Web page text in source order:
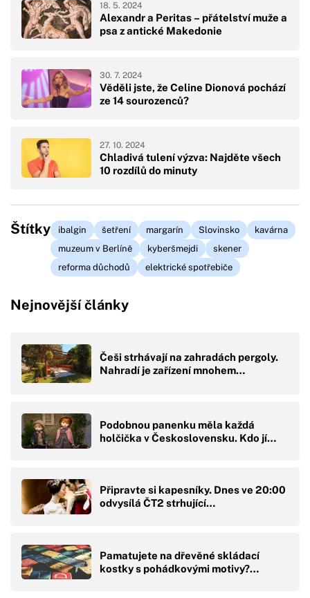
Alexandr a Peritas – přátelství muže a
psa z antické Makedonie
18. 5. 2024
Věděli jste, že Celine Dionová pochází
ze 14 sourozenců?
30. 7. 2024
Chladivá tulení výzva: Najděte všech
10 rozdílů do minuty
27. 10. 2024
Štítky ibalgin šetření margarín Slovinsko
kavárna
muzeum v Berlíně
kyberšmejdi
skener
reforma důchodů
elektrické spotřebiče
Nejnovější články
Češi strhávají na zahradách pergoly.
Nahradí je zařízení mnohem…
Podobnou panenku měla každá
holčička v Československu. Kdo jí…
Připravte si kapesníky. Dnes ve 20:00
odvysílá ČT2 strhující…
Pamatujete na dřevěné skládací
kostky s pohádkovými motivy?…